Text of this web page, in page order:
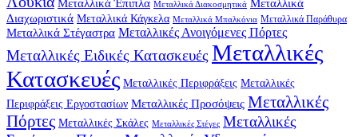
Μεταλλικά Έπιπλα Μεταλλικά Διακοσμητικά Μεταλλικά
Διαχωριστικά Μεταλλικά Κάγκελα Μεταλλικά Μπαλκόνια Μεταλλικά Παράθυρα
Μεταλλικά Στέγαστρα Μεταλλικές Ανοιγόμενες Πόρτες
Μεταλλικές Ειδικές Κατασκευές Μεταλλικές
Κατασκευές Μεταλλικές Περιφράξεις Μεταλλικές
Περιφράξεις Εργοστασίων Μεταλλικές Προσόψεις Μεταλλικές
Πόρτες Μεταλλικές Σκάλες Μεταλλικές Στέγες Μεταλλικές